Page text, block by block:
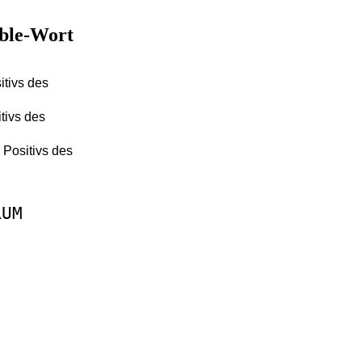
Wort
des
des
Positivs des